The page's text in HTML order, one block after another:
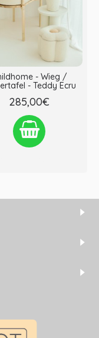
- Wieg /
- Teddy Ecru
285,00€